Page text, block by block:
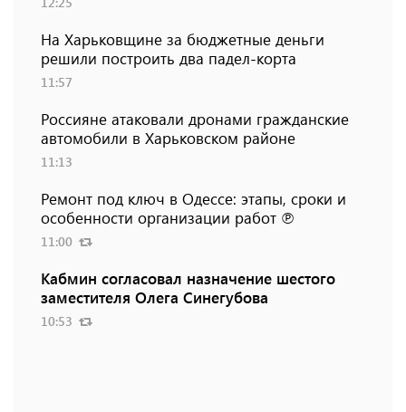
На Харьковщине за бюджетные деньги
решили построить два падел-корта
11:57
Россияне атаковали дронами гражданские
автомобили в Харьковском районе
11:13
Ремонт под ключ в Одессе: этапы, сроки и
особенности организации работ ℗
11:00
Кабмин согласовал назначение шестого
заместителя Олега Синегубова
10:53